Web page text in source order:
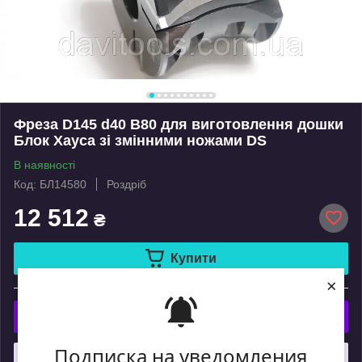
Подписка на уведомления
×
Фреза D145 d40 B80 для виготовлення дошки
Блок Хауса зі змінними ножами DS
В наявності
Код: БЛ14580
Роздріб
12 512 ₴
Купити
Купити з
Що таке купити з Пром?